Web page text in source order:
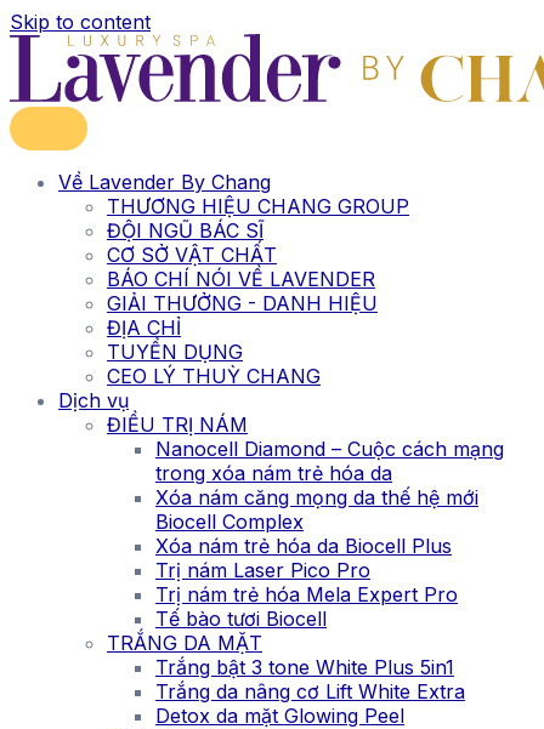
Skip to content
Về Lavender By Chang
THƯƠNG HIỆU CHANG GROUP
ĐỘI NGŨ BÁC SĨ
CƠ SỞ VẬT CHẤT
BÁO CHÍ NÓI VỀ LAVENDER
GIẢI THƯỞNG - DANH HIỆU
ĐỊA CHỈ
TUYỂN DỤNG
CEO LÝ THUỲ CHANG
Dịch vụ
ĐIỀU TRỊ NÁM
Nanocell Diamond – Cuộc cách mạng
trong xóa nám trẻ hóa da
Xóa nám căng mọng da thế hệ mới
Biocell Complex
Xóa nám trẻ hóa da Biocell Plus
Trị nám Laser Pico Pro
Trị nám trẻ hóa Mela Expert Pro
Tế bào tươi Biocell
TRẮNG DA MẶT
Trắng bật 3 tone White Plus 5in1
Trắng da nâng cơ Lift White Extra
Detox da mặt Glowing Peel